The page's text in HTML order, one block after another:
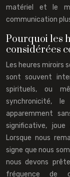
matériel et le
communication
Pourquoi les
considérées
Les heures miroirs
sont souvent
spirituels, ou
synchronicité,
apparemment
significative,
Lorsque nous
signe que nous
nous devons
fréquence de